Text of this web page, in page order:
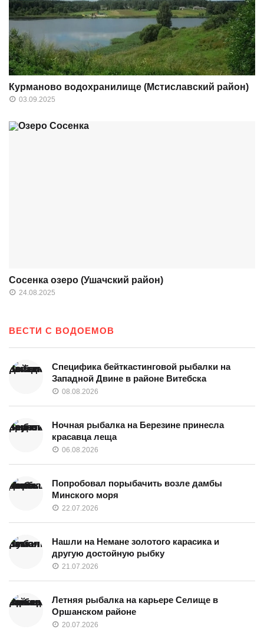
Курманово водохранилище (Мстиславский район)
03.09.2025
Сосенка озеро (Ушачский район)
24.08.2025
ВЕСТИ С ВОДОЕМОВ
Специфика бейткастинговой рыбалки на
Западной Двине в районе Витебска
08.08.2026
Ночная рыбалка на Березине принесла
красавца леща
06.08.2026
Попробовал порыбачить возле дамбы
Минского моря
22.07.2026
Нашли на Немане золотого карасика и
другую достойную рыбку
21.07.2026
Летняя рыбалка на карьере Селище в
Оршанском районе
20.07.2026